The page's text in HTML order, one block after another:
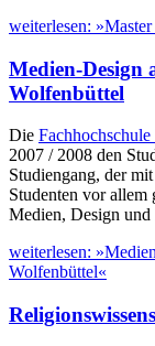
weiterlesen:
Medien-Design
Wolfenbüttel
Die
2007 / 2008 den
Studiengang, der
Studenten vor allem
Medien, Design
weiterlesen:
Wolfenbüttel«